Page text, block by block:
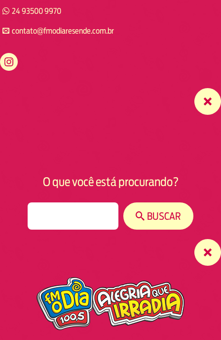
24 93500 9970
contato@fmodiaresende.com.br
https://www.instagram.com/fmodiaresende
O que você está procurando?
BUSCAR